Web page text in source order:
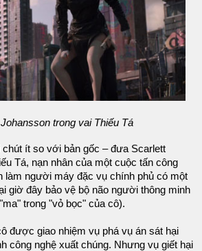
trong vai Thiếu Tá
ít so với bản gốc – đưa Scarlett
Tá, nạn nhân của một cuộc tấn công
làm người máy đặc vụ chính phủ có một
giờ đây bảo vệ bộ não người thông minh
trong "vỏ bọc" của cô).
được giao nhiệm vụ phá vụ án sát hại
công nghệ xuất chúng. Nhưng vụ giết hại